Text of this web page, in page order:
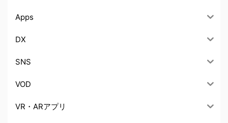
Apps
DX
SNS
VOD
VR・ARアプリ